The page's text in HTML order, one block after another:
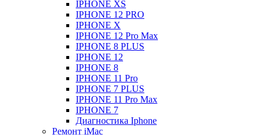
IPHONE XS
IPHONE 12 PRO
IPHONE X
IPHONE 12 Pro Max
IPHONE 8 PLUS
IPHONE 12
IPHONE 8
IPHONE 11 Pro
IPHONE 7 PLUS
IPHONE 11 Pro Max
IPHONE 7
Диагностика Iphone
Ремонт iMac